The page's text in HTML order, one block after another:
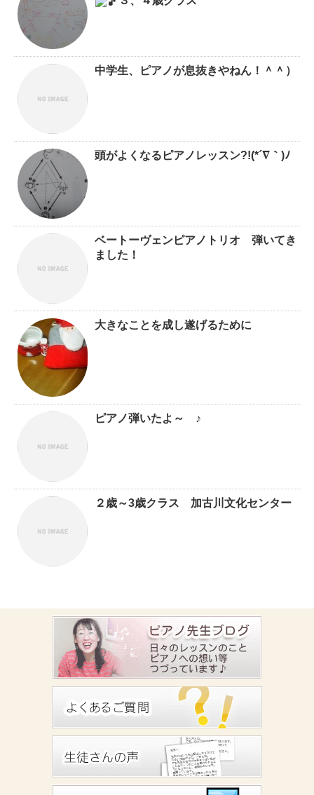
中学生、ピアノが息抜きやねん！＾＾）
頭がよくなるピアノレッスン?!(*´∇｀)ﾉ
ベートーヴェンピアノトリオ 弾いてき
ました！
大きなことを成し遂げるために
ピアノ弾いたよ～ ♪
２歳～3歳クラス 加古川文化センター